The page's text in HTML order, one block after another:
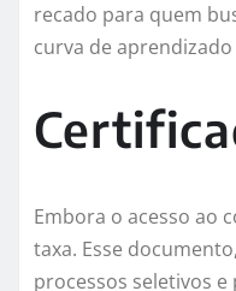
recado para quem
curva de
Embora o acesso ao
taxa. Esse
processos seletivos